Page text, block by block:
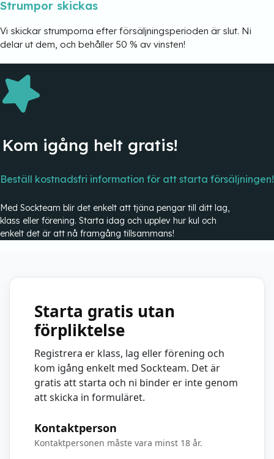
Strumpor skickas
Vi skickar strumporna efter försäljningsperioden är slut. Ni
delar ut dem, och behåller 50 % av vinsten!
Kom igång helt gratis!
Beställ kostnadsfri information för att starta försäljningen!
Med Sockteam blir det enkelt att tjäna pengar till ditt lag,
klass eller förening. Starta idag och upplev hur kul och
enkelt det är att nå framgång tillsammans!
Starta gratis utan
förpliktelse
Registrera er klass, lag eller förening och
kom igång enkelt med Sockteam. Det är
gratis att starta och ni binder er inte genom
att skicka in formuläret.
Kontaktperson
Kontaktpersonen måste vara minst 18 år.